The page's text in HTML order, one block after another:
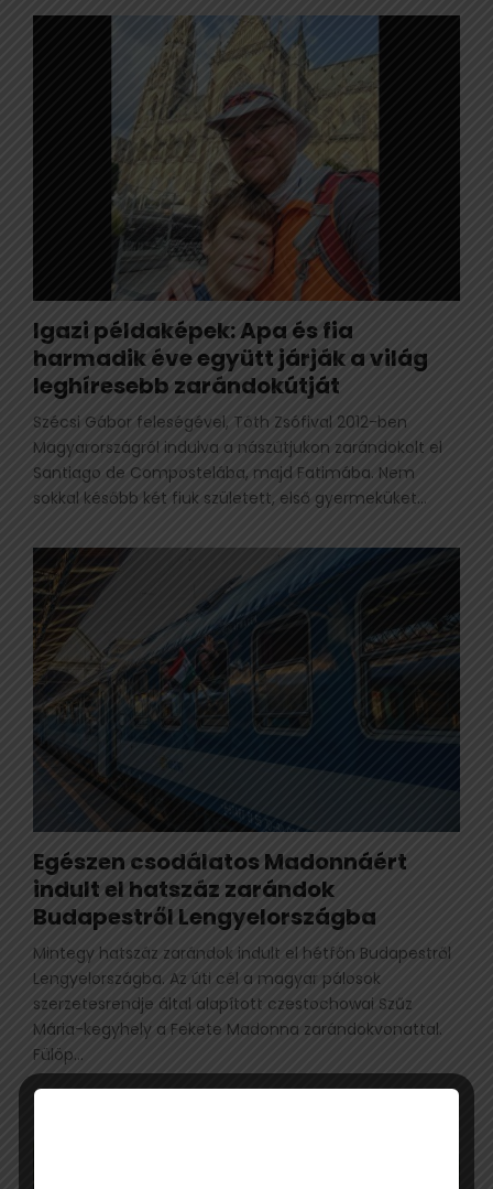
Igazi példaképek: Apa és fia
harmadik éve együtt járják a világ
leghíresebb zarándokútját
Szécsi Gábor feleségével, Tóth Zsófival 2012-ben
Magyarországról indulva a nászútjukon zarándokolt el
Santiago de Compostelába, majd Fatimába. Nem
sokkal később két fiuk született, első gyermeküket...
Egészen csodálatos Madonnáért
indult el hatszáz zarándok
Budapestről Lengyelországba
Mintegy hatszáz zarándok indult el hétfőn Budapestről
Lengyelországba. Az úti cél a magyar pálosok
szerzetesrendje által alapított czestochowai Szűz
Mária-kegyhely a Fekete Madonna zarándokvonattal.
Fülöp...